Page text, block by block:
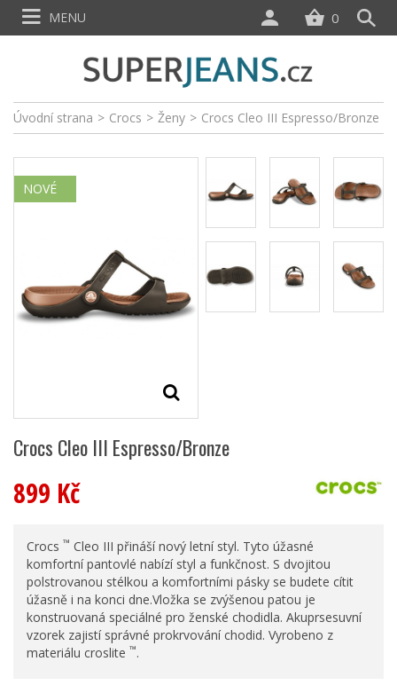
Úvodní strana > Crocs > Ženy > Crocs Cleo III Espresso/Bronze
NOVÉ
Crocs Cleo III Espresso/Bronze
899 Kč
Crocs ™ Cleo III přináší nový letní styl. Tyto úžasné
komfortní pantovlé nabízí styl a funkčnost. S dvojitou
polstrovanou stélkou a komfortními pásky se budete cítit
úžasně i na konci dne.Vložka se zvýšenou patou je
konstruovaná speciálné pro ženské chodidla. Akuprsesuvní
vzorek zajistí správné prokrvování chodid. Vyrobeno z
materiálu croslite ™.
0
MENU